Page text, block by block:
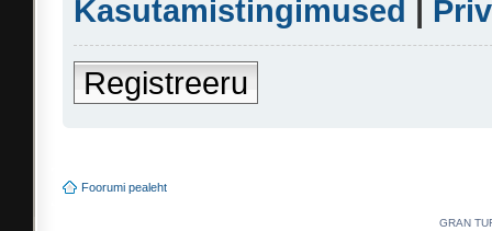
Kasutamistingimused |
Registreeru
Foorumi pealeht
GRAN